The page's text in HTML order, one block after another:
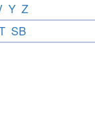
Y Z
SB